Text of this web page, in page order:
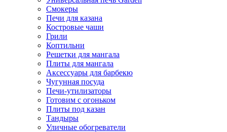
Смокеры
Печи для казана
Костровые чаши
Грили
Коптильни
Решетки для мангала
Плиты для мангала
Аксессуары для барбекю
Чугунная посуда
Печи-утилизаторы
Готовим с огоньком
Плиты под казан
Тандыры
Уличные обогреватели